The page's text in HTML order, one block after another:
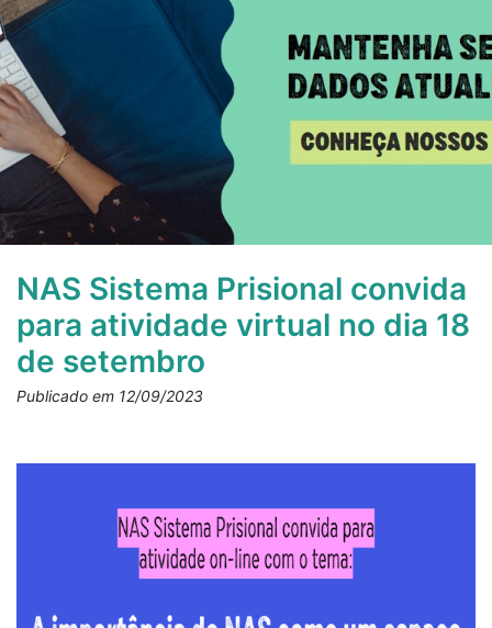
NAS Sistema Prisional convida
para atividade virtual no dia 18
de setembro
Publicado em 12/09/2023